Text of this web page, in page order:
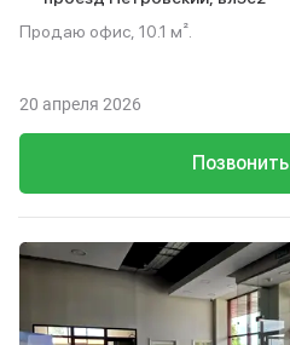
Продаю офис, 10.1 м².
Позвонить
20 апреля 2026